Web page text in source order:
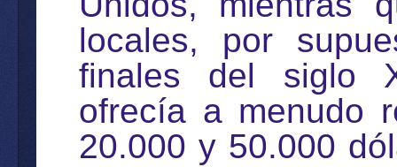
locales, por
finales del siglo
ofrecía a menudo
20.000 y 50.000